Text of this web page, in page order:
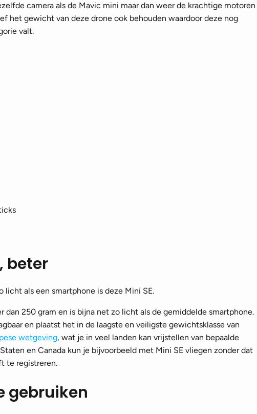
camera als de Mavic mini maar dan weer de krachtige motoren
het gewicht van deze drone ook behouden waardoor deze nog
valt.
beter
licht als een smartphone is deze Mini SE.
dan 250 gram en is bijna net zo licht als de gemiddelde smartphone.
en plaatst het in de laagste en veiligste gewichtsklasse van
wetgeving, wat je in veel landen kan vrijstellen van bepaalde
en Canada kun je bijvoorbeeld met Mini SE vliegen zonder dat
te registreren.
gebruiken